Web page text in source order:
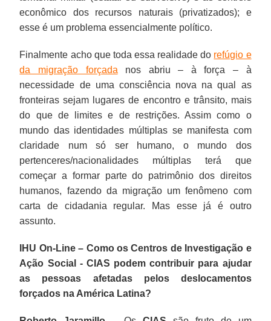
econômico dos recursos naturais (privatizados); e
esse é um problema essencialmente político.
Finalmente acho que toda essa realidade do refúgio e
da migração forçada nos abriu – à força – à
necessidade de uma consciência nova na qual as
fronteiras sejam lugares de encontro e trânsito, mais
do que de limites e de restrições. Assim como o
mundo das identidades múltiplas se manifesta com
claridade num só ser humano, o mundo dos
pertenceres/nacionalidades múltiplas terá que
começar a formar parte do patrimônio dos direitos
humanos, fazendo da migração um fenômeno com
carta de cidadania regular. Mas esse já é outro
assunto.
IHU On-Line – Como os Centros de Investigação e
Ação Social - CIAS podem contribuir para ajudar
as pessoas afetadas pelos deslocamentos
forçados na América Latina?